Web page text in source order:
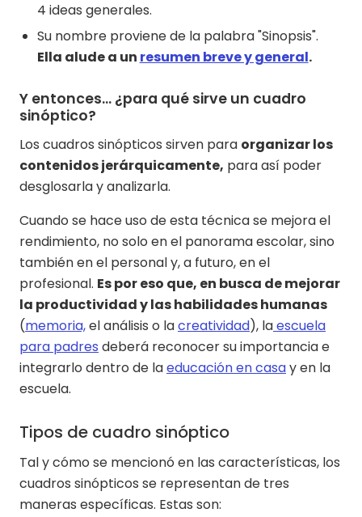
4 ideas generales.
Su nombre proviene de la palabra "Sinopsis".
Ella alude a un resumen breve y general.
Y entonces... ¿para qué sirve un cuadro
sinóptico?
Los cuadros sinópticos sirven para organizar los
contenidos jerárquicamente, para así poder
desglosarla y analizarla.
Cuando se hace uso de esta técnica se mejora el
rendimiento, no solo en el panorama escolar, sino
también en el personal y, a futuro, en el
profesional. Es por eso que, en busca de mejorar
la productividad y las habilidades humanas
(memoria,el análisis o lacreatividad), laescuela
para padres deberá reconocer su importancia e
integrarlo dentro de laeducación en casay en la
escuela.
Tipos de cuadro sinóptico
Tal y cómo se mencionó en las características, los
cuadros sinópticos se representan de tres
maneras específicas. Estas son: